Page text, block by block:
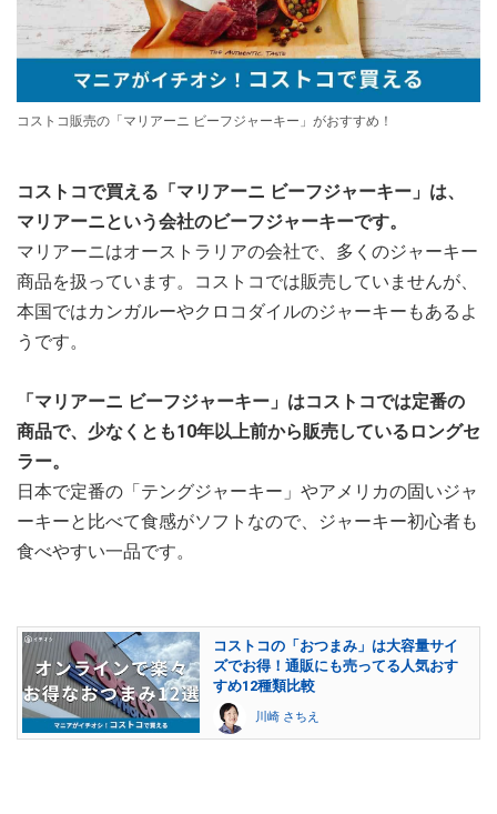
コストコ販売の「マリアーニ ビーフジャーキー」がおすすめ！
コストコで買える「マリアーニ ビーフジャーキー」は、
マリアーニという会社のビーフジャーキーです。
マリアーニはオーストラリアの会社で、多くのジャーキー
商品を扱っています。コストコでは販売していませんが、
本国ではカンガルーやクロコダイルのジャーキーもあるよ
うです。
「マリアーニ ビーフジャーキー」はコストコでは定番の
商品で、少なくとも10年以上前から販売しているロングセ
ラー。
日本で定番の「テングジャーキー」やアメリカの固いジャ
ーキーと比べて食感がソフトなので、ジャーキー初心者も
食べやすい一品です。
コストコの「おつまみ」は大容量サイ
ズでお得！通販にも売ってる人気おす
すめ12種類比較
川崎 さちえ